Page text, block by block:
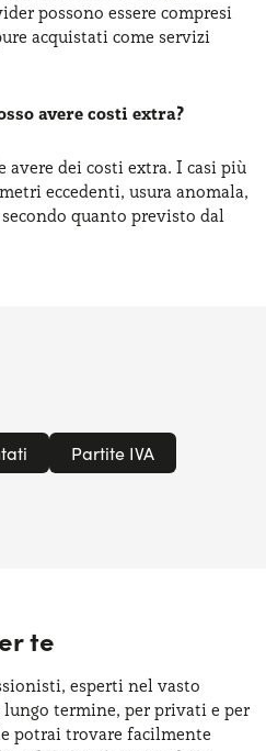
possono essere compresi
acquistati come servizi
avere costi extra?
avere dei costi extra. I casi più
eccedenti, usura anomala,
quanto previsto dal
Partite IVA
te
esperti nel vasto
termine, per privati e per
potrai trovare facilmente